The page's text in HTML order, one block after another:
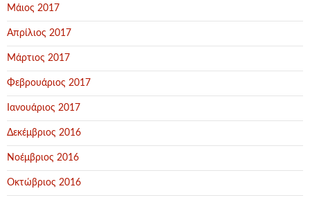
Μάιος 2017
Απρίλιος 2017
Μάρτιος 2017
Φεβρουάριος 2017
Ιανουάριος 2017
Δεκέμβριος 2016
Νοέμβριος 2016
Οκτώβριος 2016